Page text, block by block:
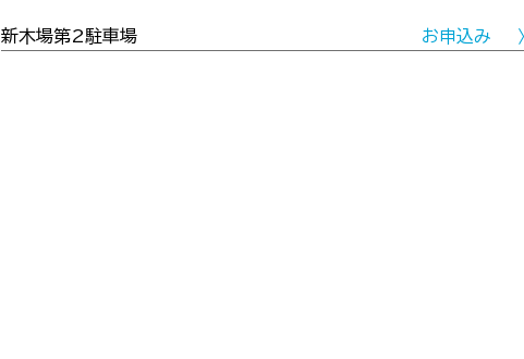
新木場第2駐車場 お申込み